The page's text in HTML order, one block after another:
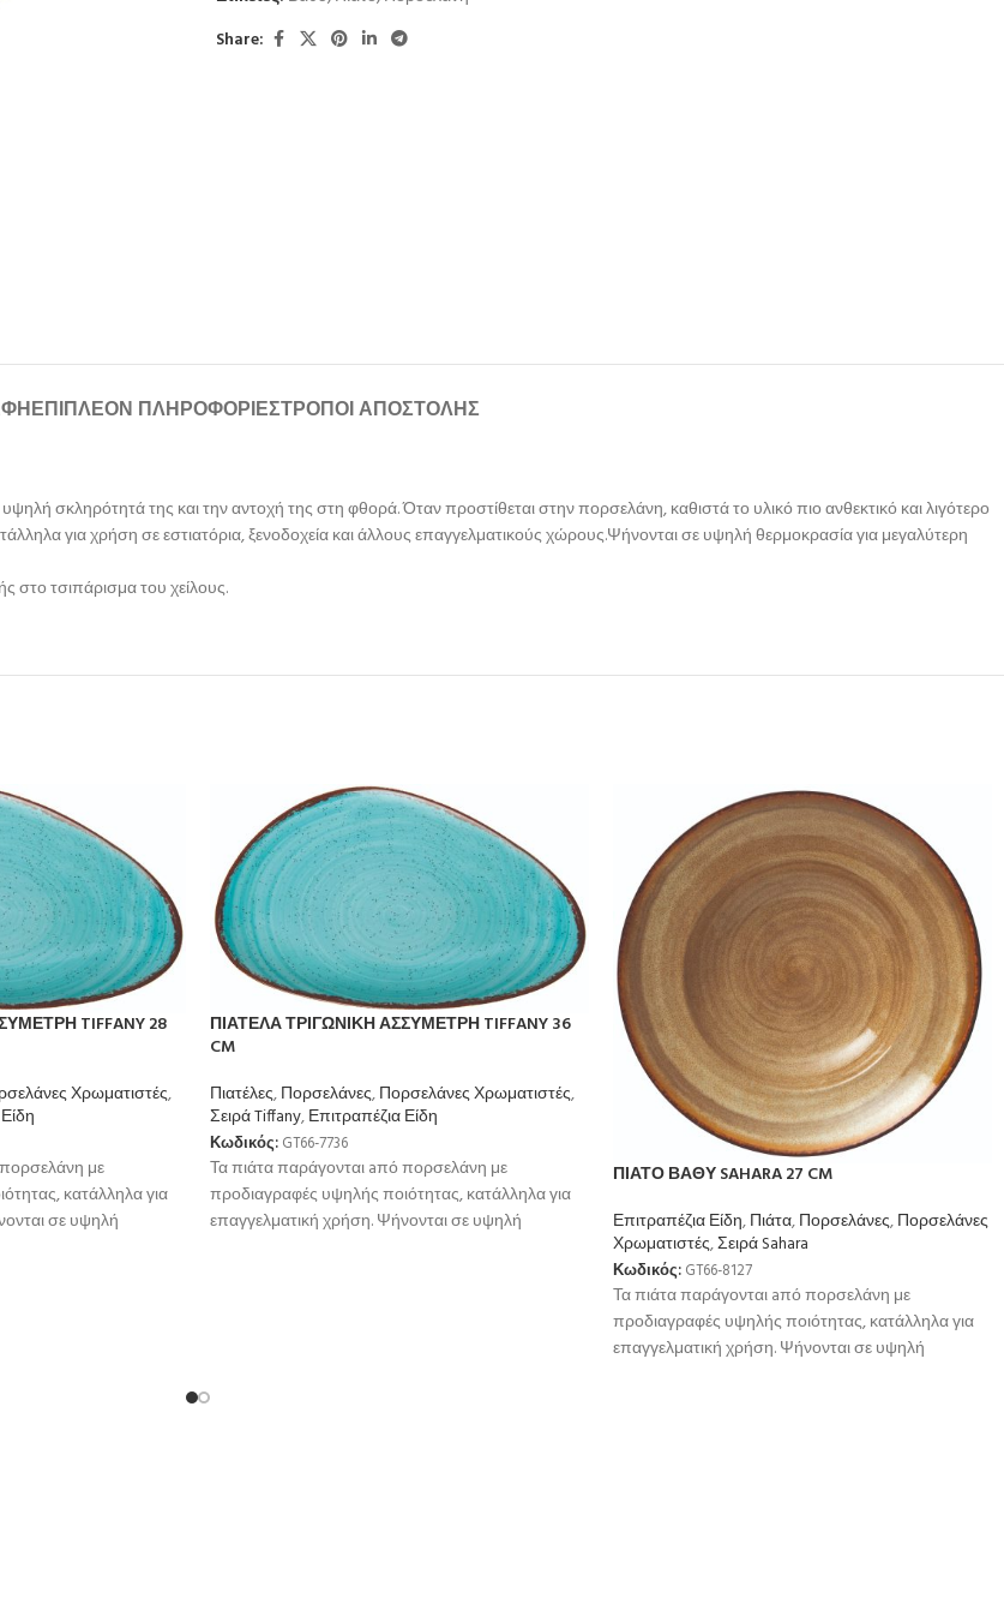
Share:
ΕΠΙΠΛΈΟΝ ΠΛΗΡΟΦΟΡΊΕΣΤΡΌΠΟΙ ΑΠΟΣΤΟΛΉΣ
σκληρότητά της και την αντοχή της στη φθορά. Όταν προστίθεται στην πορσελάνη, καθιστά το υλικό πιο ανθεκτικό και λιγότερο
για χρήση σε εστιατόρια, ξενοδοχεία και άλλους επαγγελματικούς χώρους.Ψήνονται σε υψηλή θερμοκρασία για μεγαλύτερη
στο τσιπάρισμα του χείλους.
TIFFANY 28
Χρωματιστές,
με
κατάλληλα για
σε υψηλή
ΠΙΑΤΕΛΑ ΤΡΙΓΩΝΙΚΗ ΑΣΣΥΜΕΤΡΗ TIFFANY 36
CM
Πιατέλες,Πορσελάνες,Πορσελάνες Χρωματιστές,
Σειρά Tiffany,Επιτραπέζια Είδη
Κωδικός: GT66-7736
Τα πιάτα παράγονται aπό πορσελάνη με
προδιαγραφές υψηλής ποιότητας, κατάλληλα για
επαγγελματική χρήση. Ψήνονται σε υψηλή
ΠΙΑΤΟ ΒΑΘΥ SAHARA 27 CM
Επιτραπέζια Είδη,Πιάτα,Πορσελάνες,Πορσελάνες
Χρωματιστές,Σειρά Sahara
Κωδικός: GT66-8127
Τα πιάτα παράγονται aπό πορσελάνη με
προδιαγραφές υψηλής ποιότητας, κατάλληλα για
επαγγελματική χρήση. Ψήνονται σε υψηλή